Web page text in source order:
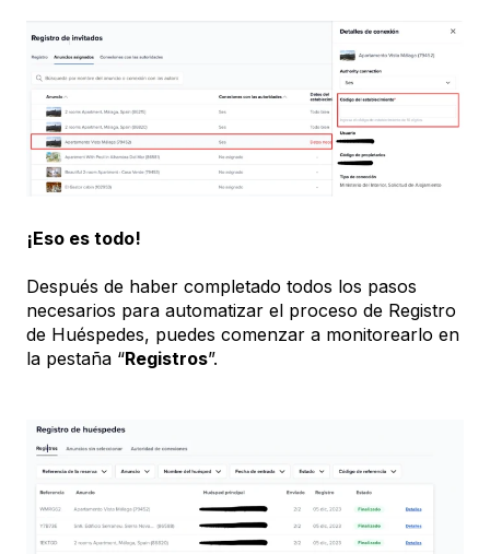
¡Eso es todo!
Después de haber completado todos los pasos
necesarios para automatizar el proceso de Registro
de Huéspedes, puedes comenzar a monitorearlo en
la pestaña “Registros”.